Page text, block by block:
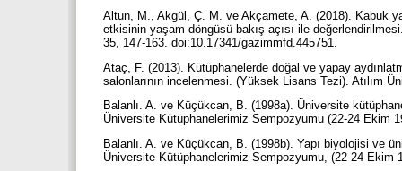
Altun, M., Akgül, Ç. M. ve Akçamete, A. (2018). Kabuk
etkisinin yaşam döngüsü bakış açısı ile
35, 147-163. doi:10.17341/gazimmfd.445751.
Ataç, F. (2013). Kütüphanelerde doğal ve yapay
salonlarının incelenmesi. (Yüksek Lisans Tezi). Atılım
Balanlı. A. ve Küçükcan, B. (1998a). Üniversite
Üniversite Kütüphanelerimiz Sempozyumu (22-24 Ekim
Balanlı. A. ve Küçükcan, B. (1998b). Yapı biyolojisi ve
Üniversite Kütüphanelerimiz Sempozyumu, (22-24